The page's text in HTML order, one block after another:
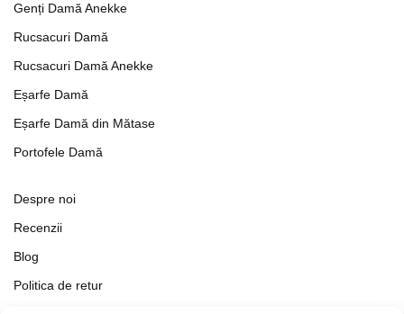
Genți Damă Anekke
Rucsacuri Damă
Rucsacuri Damă Anekke
Eșarfe Damă
Eșarfe Damă din Mătase
Portofele Damă
Despre noi
Recenzii
Blog
Politica de retur